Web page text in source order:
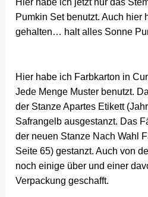
Hier habe ich jetzt nur das
Pumkin Set benutzt. Auch hier
gehalten… halt alles Sonne
Hier habe ich Farbkarton in
Jede Menge Muster benutzt.
der Stanze Apartes Etikett
Safrangelb ausgestanzt. Das
der neuen Stanze Nach Wahl
Seite 65) gestanzt. Auch von
noch einige über und einer
Verpackung geschafft.